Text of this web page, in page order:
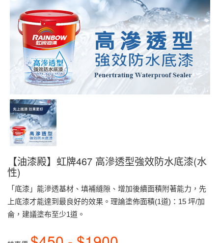
【油漆殿】虹牌467 高滲透型強效防水底漆(水
性)
「底漆」能滲透基材、填補縫隙、增加後續面積附著能力，先
上底漆才能達到最良好的效果。理論塗佈面積(1道)：15 坪/加
侖，建議塗布至少1道。